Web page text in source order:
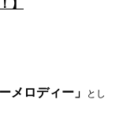
】
メロディー」
とし